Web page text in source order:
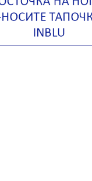
чечевичный суп с
из петрушки
с лапшой рамен в